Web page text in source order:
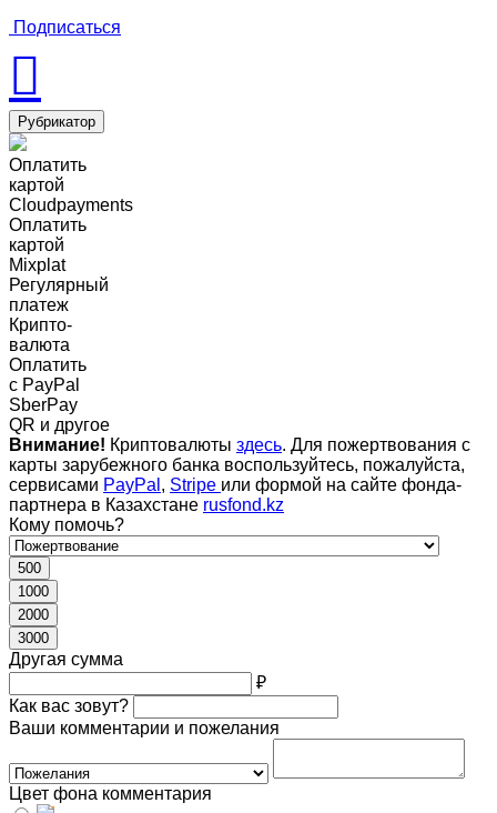
Подписаться
Рубрикатор
Оплатить
картой
Cloudpayments
Оплатить
картой
Mixplat
Регулярный
платеж
Крипто-
валюта
Оплатить
c PayPal
SberPay
QR и другое
Внимание! Криптовалюты здесь. Для пожертвования с
карты зарубежного банка воспользуйтесь, пожалуйста,
сервисами PayPal , Stripe или формой на сайте фонда-
партнера в Казахстане rusfond.kz
Кому помочь?
500
1000
2000
3000
Другая сумма
₽
Как вас зовут?
Ваши комментарии и пожелания
Цвет фона комментария